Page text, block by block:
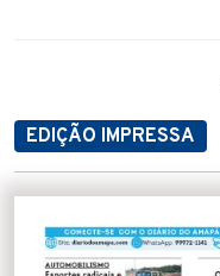
EDIÇÃO IMPRESSA